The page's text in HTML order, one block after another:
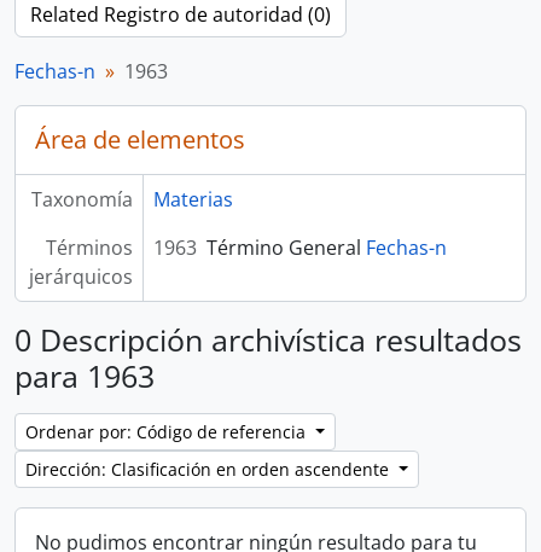
Related Registro de autoridad (0)
Fechas-n 1963
Área de elementos
Taxonomía
Materias
Términos
jerárquicos
1963 Término General Fechas-n
0 Descripción archivística resultados
para 1963
Ordenar por: Código de referencia
Dirección: Clasificación en orden ascendente
No pudimos encontrar ningún resultado para tu